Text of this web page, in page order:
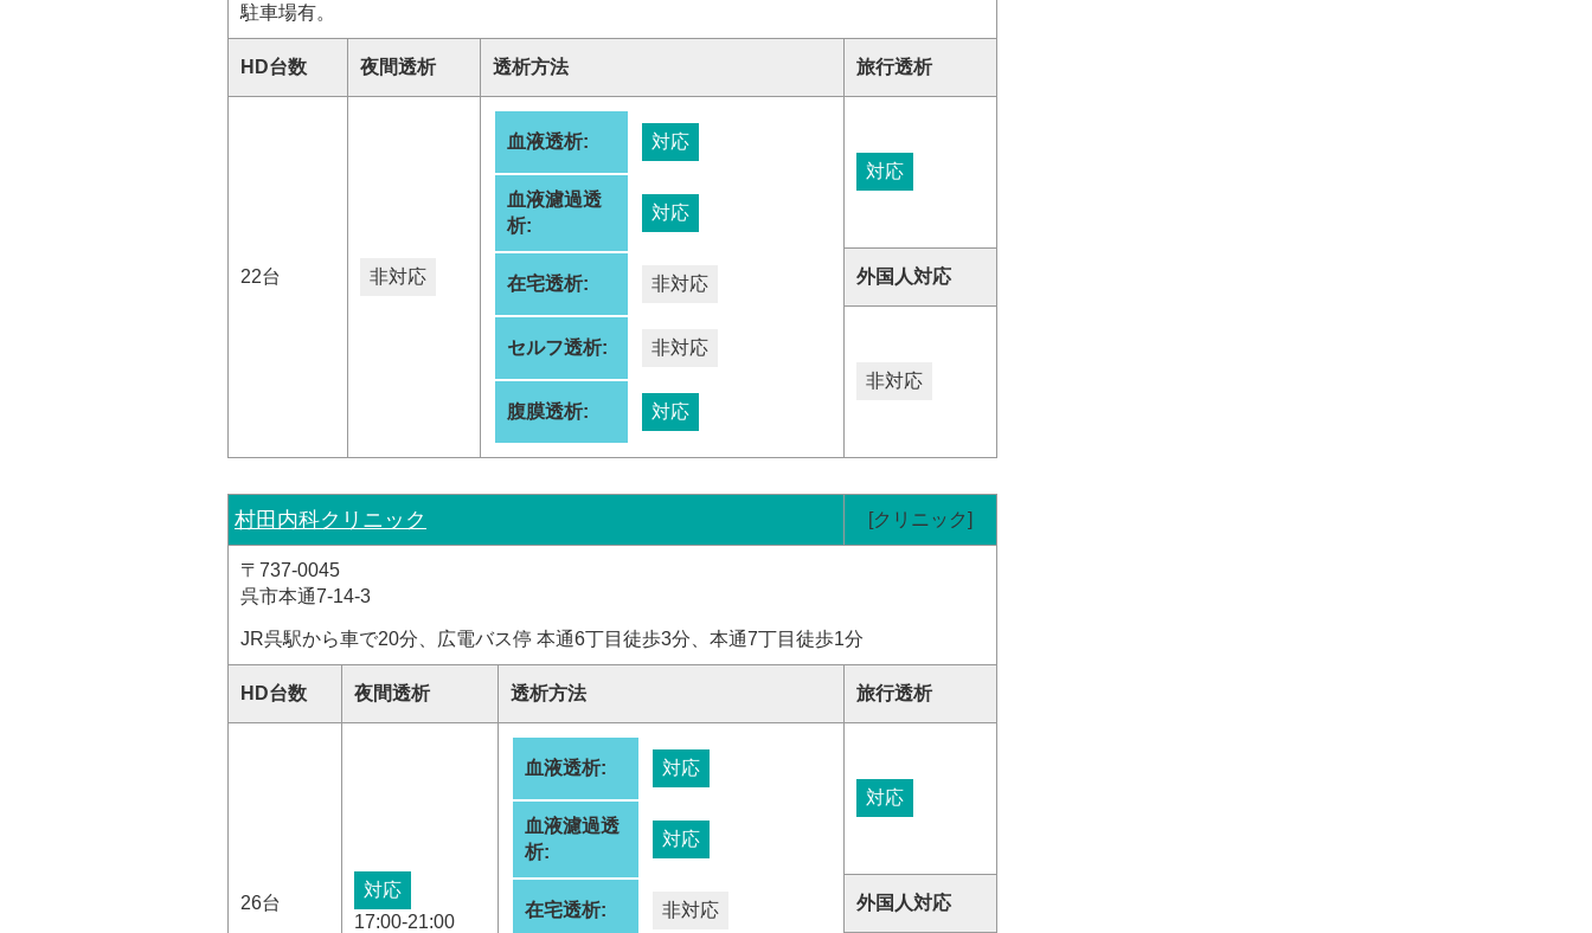
駐車場有。
HD台数 夜間透析 透析方法 旅行透析
22台 非対応
血液透析: 対応
血液濾過透
析:
対応
在宅透析: 非対応
セルフ透析: 非対応
腹膜透析: 対応
対応
外国人対応
非対応
村田内科クリニック [クリニック]
〒737-0045
呉市本通7-14-3
JR呉駅から車で20分、広電バス停 本通6丁目徒歩3分、本通7丁目徒歩1分
HD台数 夜間透析 透析方法 旅行透析
26台
対応
17:00-21:00
血液透析: 対応
血液濾過透
析:
対応
在宅透析: 非対応
対応
外国人対応